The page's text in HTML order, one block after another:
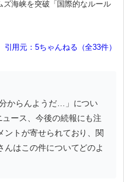
海峡を突破「国際的なルール
引用元：5ちゃんねる（全33件）
からんようだ…」につい
ース、今後の続報にも注
ントが寄せられており、関
んはこの件についてどのよ